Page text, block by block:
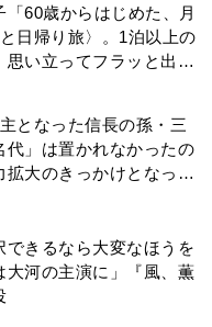
60歳からはじめた、月
日帰り旅〉。1泊以上の
思い立ってフラッと出か
となった信長の孫・三
代」は置かれなかったの
拡大のきっかけとなった
できるなら大変なほうを
大河の主演に」『風、薫